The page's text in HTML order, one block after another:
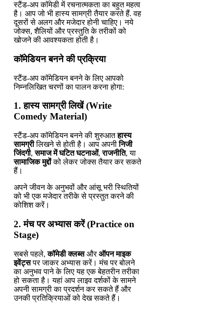
स्टैंड-अप कॉमेडी में रचनात्मकता का बहुत महत्व
है। आप जो भी हास्य सामग्री तैयार करते हैं. वह
दूसरों से अलग और मजेदार होनी चाहिए। नये
जोक्स, शैलियों और प्रस्तुति के तरीकों को
खोजने की आवश्यकता होती है।
कॉमेडियन बनने की प्रक्रिया
स्टैंड-अप कॉमेडियन बनने के लिए आपको
निम्नलिखित चरणों का पालन करना होगा:
1. हास्य सामग्री लिखें (Write
Comedy Material)
स्टैंड-अप कॉमेडियन बनने की शुरुआतहास्य
सामग्रीलिखने से होती है। आप अपनीनिजी
जिंदगी,समाज में घटित घटनाओं,राजनीति, या
सामाजिक मुद्दोंको लेकर जोक्स तैयार कर सकते
हैं।
अपने जीवन के अनुभवों और आंसू भरी स्थितियों
को भी एक मजेदार तरीके से प्रस्तुत करने की
कोशिश करें।
2. मंच पर अभ्यास करें (Practice on
Stage)
सबसे पहले,कॉमेडी क्लब्सऔरऑपन माइक
इवेंट्सपर जाकर अभ्यास करें। मंच पर बोलने
का अनुभव पाने के लिए यह एक बेहतरीन तरीका
हो सकता है। यहां आप लाइव दर्शकों के सामने
अपनी सामग्री का प्रदर्शन कर सकते हैं और
उनकी प्रतिक्रियाओं को देख सकते हैं।